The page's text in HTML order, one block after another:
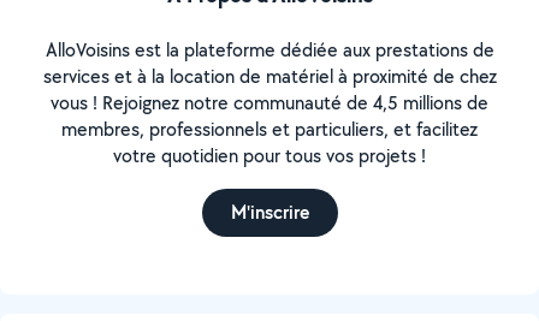
AlloVoisins est la plateforme dédiée aux prestations de
services et à la location de matériel à proximité de chez
vous ! Rejoignez notre communauté de 4,5 millions de
membres, professionnels et particuliers, et facilitez
votre quotidien pour tous vos projets !
M'inscrire